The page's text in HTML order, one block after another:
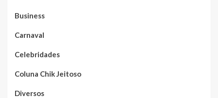
Business
Carnaval
Celebridades
Coluna Chik Jeitoso
Diversos